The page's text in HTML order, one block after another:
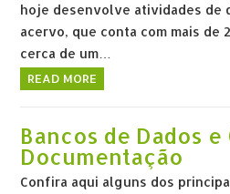
hoje desenvolve atividades de
acervo, que conta com mais de
cerca de um…
READ MORE
Bancos de Dados
Documentação
Confira aqui alguns dos